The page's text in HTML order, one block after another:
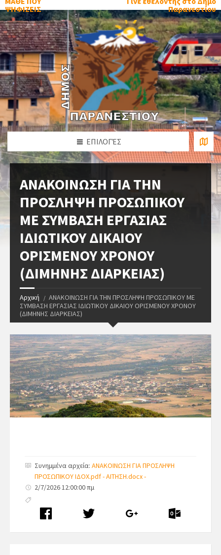
ΨΗΦΙΖΕΙΣ
Παρανεστίου
ΕΠΙΛΟΓΈΣ
ΑΝΑΚΟΙΝΩΣΗ ΓΙΑ ΤΗΝ
ΠΡΟΣΛΗΨΗ ΠΡΟΣΩΠΙΚΟΥ
ΜΕ ΣΥΜΒΑΣΗ ΕΡΓΑΣΙΑΣ
ΙΔΙΩΤΙΚΟΥ ΔΙΚΑΙΟΥ
ΟΡΙΣΜΕΝΟΥ ΧΡΟΝΟΥ
(ΔΙΜΗΝΗΣ ΔΙΑΡΚΕΙΑΣ)
Αρχική
ΑΝΑΚΟΙΝΩΣΗ ΓΙΑ ΤΗΝ ΠΡΟΣΛΗΨΗ ΠΡΟΣΩΠΙΚΟΥ ΜΕ
ΣΥΜΒΑΣΗ ΕΡΓΑΣΙΑΣ ΙΔΙΩΤΙΚΟΥ ΔΙΚΑΙΟΥ ΟΡΙΣΜΕΝΟΥ ΧΡΟΝΟΥ
(ΔΙΜΗΝΗΣ ΔΙΑΡΚΕΙΑΣ)
Συνημμένα αρχεία: ΑΝΑΚΟΙΝΩΣΗ ΓΙΑ ΠΡΟΣΛΗΨΗ
ΠΡΟΣΩΠΙΚΟΥ ΙΔΟΧ.pdf -ΑΙΤΗΣΗ.docx -
2/7/2026 12:00:00 πμ